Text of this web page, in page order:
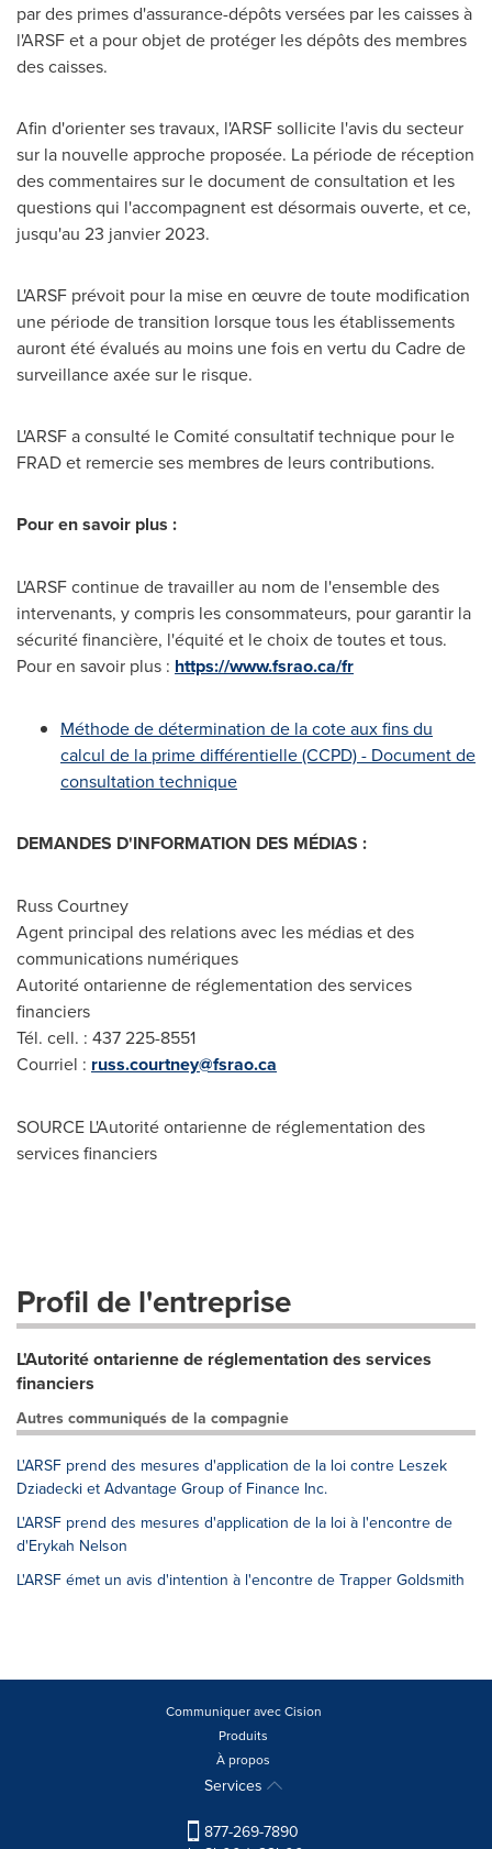
par des primes d'assurance-dépôts versées par les caisses à
l'ARSF et a pour objet de protéger les dépôts des membres
des caisses.
Afin d'orienter ses travaux, l'ARSF sollicite l'avis du secteur
sur la nouvelle approche proposée. La période de réception
des commentaires sur le document de consultation et les
questions qui l'accompagnent est désormais ouverte, et ce,
jusqu'au 23 janvier 2023.
L'ARSF prévoit pour la mise en œuvre de toute modification
une période de transition lorsque tous les établissements
auront été évalués au moins une fois en vertu du Cadre de
surveillance axée sur le risque.
L'ARSF a consulté le Comité consultatif technique pour le
FRAD et remercie ses membres de leurs contributions.
Pour en savoir plus :
L'ARSF continue de travailler au nom de l'ensemble des
intervenants, y compris les consommateurs, pour garantir la
sécurité financière, l'équité et le choix de toutes et tous.
Pour en savoir plus : https://www.fsrao.ca/fr
Méthode de détermination de la cote aux fins du
calcul de la prime différentielle (CCPD) - Document de
consultation technique
DEMANDES D'INFORMATION DES MÉDIAS :
Russ Courtney
Agent principal des relations avec les médias et des
communications numériques
Autorité ontarienne de réglementation des services
financiers
Tél. cell. : 437 225-8551
Courriel : russ.courtney@fsrao.ca
SOURCE L'Autorité ontarienne de réglementation des
services financiers
Profil de l'entreprise
L'Autorité ontarienne de réglementation des services
financiers
Autres communiqués de la compagnie
L'ARSF prend des mesures d'application de la loi contre Leszek
Dziadecki et Advantage Group of Finance Inc.
L'ARSF prend des mesures d'application de la loi à l'encontre de
d'Erykah Nelson
L'ARSF émet un avis d'intention à l'encontre de Trapper Goldsmith
Communiquer avec Cision
Produits
À propos
Services
877-269-7890